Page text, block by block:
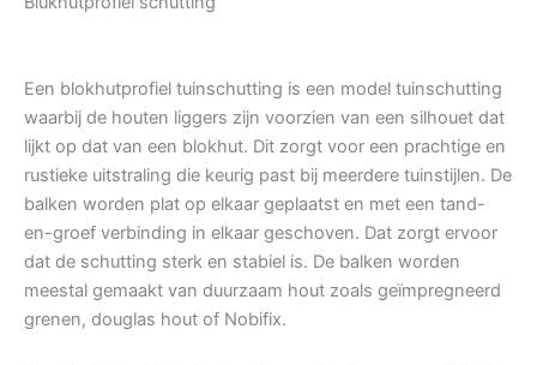
Een blokhutprofiel tuinschutting is een model tuinschutting
waarbij de houten liggers zijn voorzien van een silhouet dat
lijkt op dat van een blokhut. Dit zorgt voor een prachtige en
rustieke uitstraling die keurig past bij meerdere tuinstijlen. De
balken worden plat op elkaar geplaatst en met een tand-
en-groef verbinding in elkaar geschoven. Dat zorgt ervoor
dat de schutting sterk en stabiel is. De balken worden
meestal gemaakt van duurzaam hout zoals geïmpregneerd
grenen, douglas hout of Nobifix.